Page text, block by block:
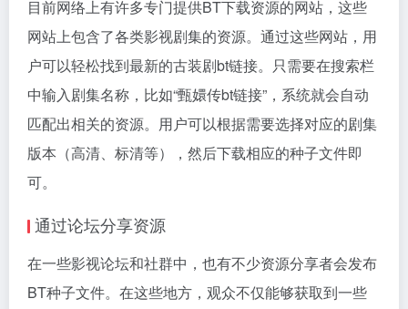
目前网络上有许多专门提供BT下载资源的网站，这些
网站上包含了各类影视剧集的资源。通过这些网站，用
户可以轻松找到最新的古装剧bt链接。只需要在搜索栏
中输入剧集名称，比如“甄嬛传bt链接”，系统就会自动
匹配出相关的资源。用户可以根据需要选择对应的剧集
版本（高清、标清等），然后下载相应的种子文件即
可。
通过论坛分享资源
在一些影视论坛和社群中，也有不少资源分享者会发布
BT种子文件。在这些地方，观众不仅能够获取到一些